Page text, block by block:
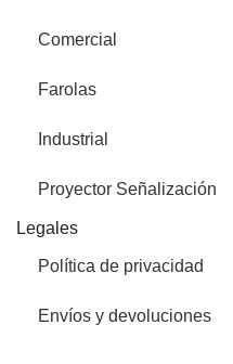
Comercial
Farolas
Industrial
Proyector Señalización
Legales
Política de privacidad
Envíos y devoluciones